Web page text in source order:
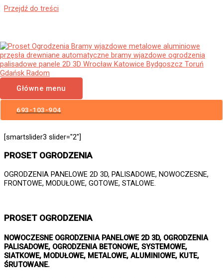
Przejdź do treści
Główne menu
693-103-904
Ogrodzenia Myszyniec Bramy
Wjazdowe Furtki Płoty
Metalowe Aluminiowe
Nowoczesne Panelowe
Palisadowe Stalowe Frontowe
[smartslider3 slider="2"]
PROSET OGRODZENIA
OGRODZENIA PANELOWE 2D 3D, PALISADOWE, NOWOCZESNE,
FRONTOWE, MODUŁOWE, GOTOWE, STALOWE.
PROSET OGRODZENIA
NOWOCZESNE OGRODZENIA PANELOWE 2D 3D, OGRODZENIA
PALISADOWE, OGRODZENIA BETONOWE, SYSTEMOWE,
SIATKOWE, MODUŁOWE, METALOWE, ALUMINIOWE, KUTE,
ŚRUTOWANE.